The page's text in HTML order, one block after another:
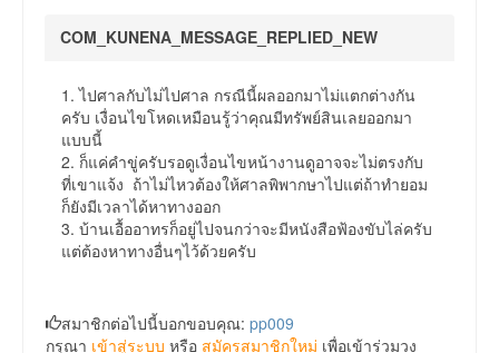
COM_KUNENA_MESSAGE_REPLIED_NEW
1. ไปศาลกับไม่ไปศาล กรณีนี้ผลออกมาไม่แตกต่างกัน
ครับ เงื่อนไขโหดเหมือนรู้ว่าคุณมีทรัพย์สินเลยออกมา
แบบนี้
2. ก็แค่คำขู่ครับรอดูเงื่อนไขหน้างานดูอาจจะไม่ตรงกับ
ที่เขาแจ้ง ถ้าไม่ไหวต้องให้ศาลพิพากษาไปแต่ถ้าทำยอม
ก็ยังมีเวลาได้หาทางออก
3. บ้านเอื้ออาทรก็อยู่ไปจนกว่าจะมีหนังสือฟ้องขับไล่ครับ
แต่ต้องหาทางอื่นๆไว้ด้วยครับ
สมาชิกต่อไปนี้บอกขอบคุณ: pp009
กรุณา เข้าสู่ระบบ หรือ สมัครสมาชิกใหม่ เพื่อเข้าร่วมวง